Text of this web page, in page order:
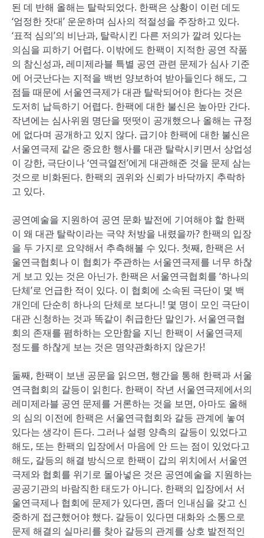
된 데 반해 올해는 탈락되었다. 한팩은 상황이 이런 데도
‘엄정한 잣대’ 운운하며 심사의 적절성을 주장하고 있다.
‘표적 심의’의 비난과, 탈락시킨 다른 저의가 깔려 있다는
의심을 피하기 어렵다. 이밖에도 한팩이 지적한 공연 작품
의 참신성과, 레미제라블 특별 공연 관련 문제가 심사 기준
에 어긋난다는 지적을 백번 양보하여 받아들인다 해도, 그
점들 때문에 서울연극제가 대관 탈락되어야 한다는 것은
도저히 납득하기 어렵다. 한팩에 대한 불신은 높아만 간다.
작년에는 심사위원 명단을 떳떳이 공개했으나 올해는 규정
에 없다며 공개하고 있지 않다. 급기야 한팩에 대한 불신은
서울연극제 같은 중요한 행사를 대관 탈락시키면서 상업성
이 강한, 극단이나 ‘연극열전’에게 대관해준 것을 문제 삼는
것으로 비화된다. 한팩의 권위와 신뢰가 바닥까지 추락하
고 있다.
공연예술을 지원하여 공연 문화 발전에 기여해야 할 한팩
이 왜 대관 탈락이라는 극약 처방을 내렸을까? 한팩의 입장
을 두 가지로 요약해서 추측해볼 수 있다. 첫째, 한팩은 서
울연극협회나 이 협회가 주관하는 서울연극제를 너무 하찮
게 보고 있는 것은 아닌가. 한팩은 서울연극협회를 ‘하나의
단체’로 언급한 적이 있다. 이 협회에 소속된 극단이 몇 백
개인데 단순히 하나의 단체로 보다니! 몇 명이 모인 극단이
대관 신청하는 것과 똑같이 취급한단 말인가. 서울연극협
회의 존재를 폄하하는 오만함을 지닌 한팩이 서울연극제
정도를 하찮게 보는 것은 명약관화하지 않은가!
둘째, 한팩이 보낸 공문을 읽으면, 행간을 통해 한팩과 서울
연극협회의 갈등이 읽힌다. 한팩이 작년 서울연극제에서의
레미제라블 공연 문제를 거론하는 것을 보면, 아마도 올해
의 심의 이전에 한팩은 서울연극협회와 갈등 관계에 놓여
있다는 생각이 든다. 그러나 설령 양측의 갈등이 있었다고
해도, 또는 한팩의 입장에서 마음에 안 드는 점이 있었다고
해도, 갈등의 해결 방식으로 한팩이 갑의 위치에서 서울연
극제와 협회를 위기로 몰아넣은 것은 공연예술을 지원하는
공공기관의 바람직한 태도가 아니다. 한팩의 입장에서 서
울연극제나 협회에 문제가 있다면, 좀더 인내심을 갖고 신
중하게 접근했어야 했다. 갈등이 있다면 대화와 소통으로
문제 해결의 실마리를 찾아 갈등의 관계를 상호 발전적인